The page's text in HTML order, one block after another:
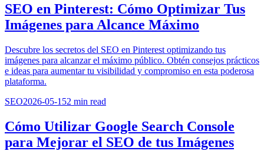
SEO en Pinterest: Cómo Optimizar Tus
Imágenes para Alcance Máximo
Descubre los secretos del SEO en Pinterest optimizando tus
imágenes para alcanzar el máximo público. Obtén consejos prácticos
e ideas para aumentar tu visibilidad y compromiso en esta poderosa
plataforma.
SEO2026-05-152 min read
Cómo Utilizar Google Search Console
para Mejorar el SEO de tus Imágenes